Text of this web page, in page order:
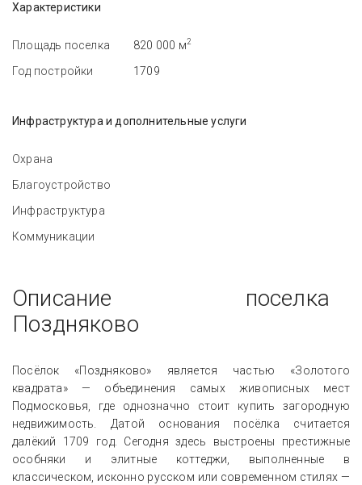
Характеристики
Площадь поселка 820 000 м2
Год постройки 1709
Инфраструктура и дополнительные услуги
Охрана
Благоустройство
Инфраструктура
Коммуникации
Описание поселка
Поздняково
Посёлок «Поздняково» является частью «Золотого
квадрата» — объединения самых живописных мест
Подмосковья, где однозначно стоит купить загородную
недвижимость. Датой основания посёлка считается
далёкий 1709 год. Сегодня здесь выстроены престижные
особняки и элитные коттеджи, выполненные в
классическом, исконно русском или современном стилях —